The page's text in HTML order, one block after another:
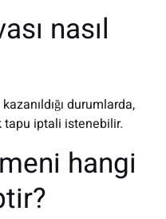
nasıl
durumlarda,
tapu iptali istenebilir.
hangi